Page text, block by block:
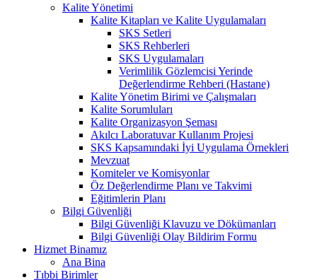
Kalite Yönetimi
Kalite Kitapları ve Kalite Uygulamaları
SKS Setleri
SKS Rehberleri
SKS Uygulamaları
Verimlilik Gözlemcisi Yerinde
Değerlendirme Rehberi (Hastane)
Kalite Yönetim Birimi ve Çalışmaları
Kalite Sorumluları
Kalite Organizasyon Şeması
Akılcı Laboratuvar Kullanım Projesi
SKS Kapsamındaki İyi Uygulama Örnekleri
Mevzuat
Komiteler ve Komisyonlar
Öz Değerlendirme Planı ve Takvimi
Eğitimlerin Planı
Bilgi Güvenliği
Bilgi Güvenliği Klavuzu ve Dökümanları
Bilgi Güvenliği Olay Bildirim Formu
Hizmet Binamız
Ana Bina
Tıbbi Birimler